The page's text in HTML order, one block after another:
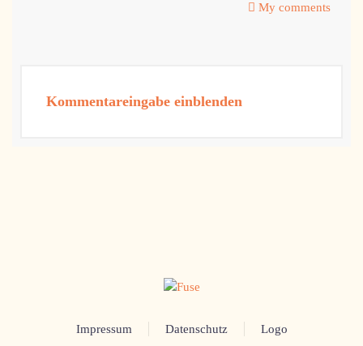
My comments
Kommentareingabe einblenden
Impressum Datenschutz Logo